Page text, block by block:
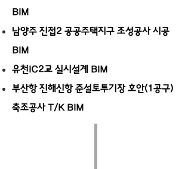
BIM
남양주 진접2 공공주택지구 조성공사 시공
BIM
유천IC2교 실시설계 BIM
부산항 진해신항 준설토투기장 호안(1공구)
축조공사 T/K BIM